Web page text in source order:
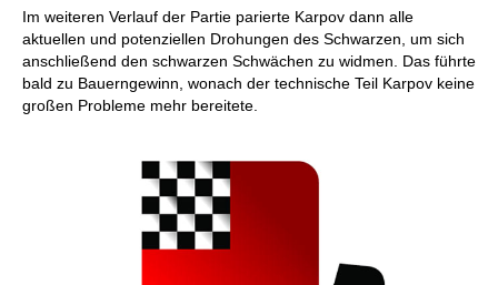
Im weiteren Verlauf der Partie parierte Karpov dann alle
aktuellen und potenziellen Drohungen des Schwarzen, um sich
anschließend den schwarzen Schwächen zu widmen. Das führte
bald zu Bauerngewinn, wonach der technische Teil Karpov keine
großen Probleme mehr bereitete.